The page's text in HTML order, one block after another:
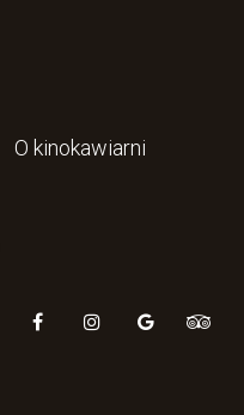
O kinokawiarni